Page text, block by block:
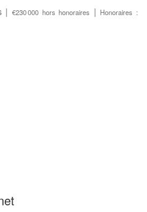
|€230 000 hors honoraires | Honoraires :